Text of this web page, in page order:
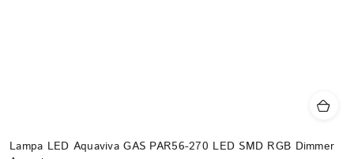
Lampa LED Aquaviva GAS PAR56-270 LED SMD RGB Dimmer